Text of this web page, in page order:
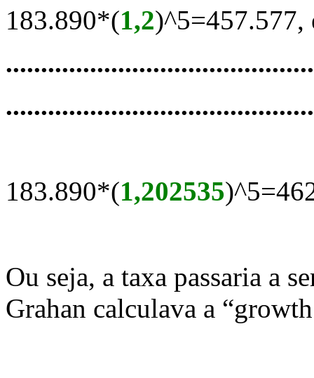
183.890*(1,2)^5=457.577,
183.890*(1,202535
Ou seja, a taxa passaria a
Grahan calculava a